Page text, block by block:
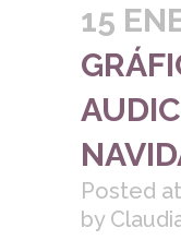
15
Posted
by